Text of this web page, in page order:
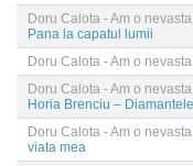
Doru Calota - Am o
Pana la capatul lumii
Doru Calota - Am o
Doru Calota - Am o
Horia Brenciu –
Doru Calota - Am o
viata mea